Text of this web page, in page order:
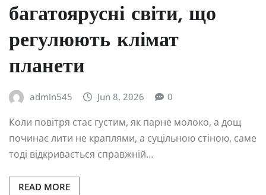
багатоярусні світи, що
регулюють клімат
планети
admin545 Jun 8, 2026 0
Коли повітря стає густим, як парне молоко, а дощ
починає лити не краплями, а суцільною стіною, саме
тоді відкривається справжній…
READ MORE